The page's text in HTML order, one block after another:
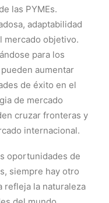
las PYMEs.
adaptabilidad
mercado objetivo.
para los
aumentar
de éxito en el
de mercado
cruzar fronteras y
internacional.
oportunidades de
siempre hay otro
refleja la naturaleza